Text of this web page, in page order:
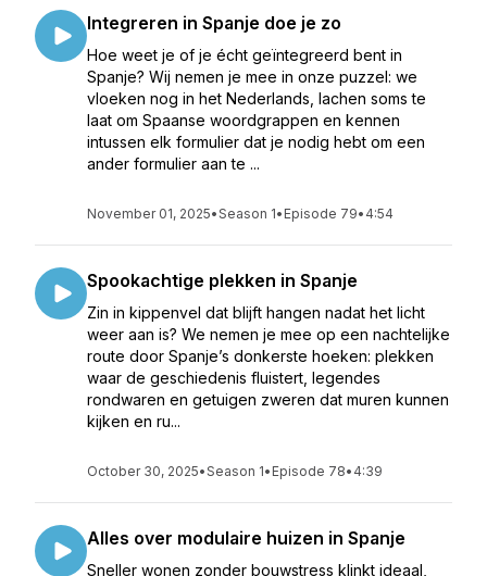
Integreren in Spanje doe je zo
Hoe weet je of je écht geïntegreerd bent in
Spanje? Wij nemen je mee in onze puzzel: we
vloeken nog in het Nederlands, lachen soms te
laat om Spaanse woordgrappen en kennen
intussen elk formulier dat je nodig hebt om een
ander formulier aan te ...
November 01, 2025•Season 1• Episode 79• 4:54
Spookachtige plekken in Spanje
Zin in kippenvel dat blijft hangen nadat het licht
weer aan is? We nemen je mee op een nachtelijke
route door Spanje’s donkerste hoeken: plekken
waar de geschiedenis fluistert, legendes
rondwaren en getuigen zweren dat muren kunnen
kijken en ru...
October 30, 2025•Season 1• Episode 78• 4:39
Alles over modulaire huizen in Spanje
Sneller wonen zonder bouwstress klinkt ideaal,